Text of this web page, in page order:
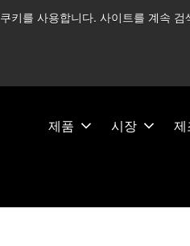
키를 사용합니다. 사이트를 계속
지역 상황을 지속적으로 주시
제품 시장 제